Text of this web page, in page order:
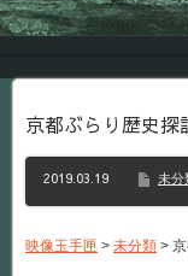
京都ぶらり歴史
2019.03.19 未分
映像玉手匣 > 未分類 >